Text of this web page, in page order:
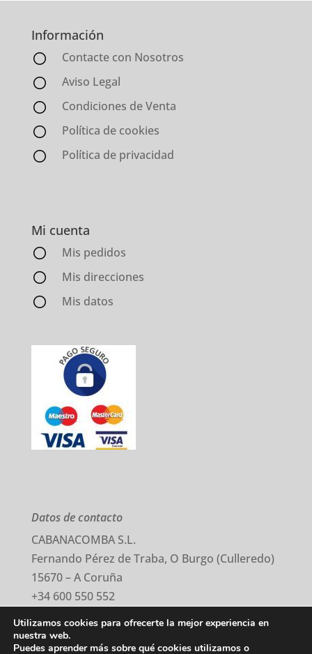
Información
Contacte con Nosotros
Aviso Legal
Condiciones de Venta
Política de cookies
Política de privacidad
Mi cuenta
Mis pedidos
Mis direcciones
Mis datos
Datos de contacto
CABANACOMBA S.L.
Fernando Pérez de Traba, O Burgo (Culleredo)
15670 – A Coruña
+34 600 550 552
Utilizamos cookies para ofrecerte la mejor experiencia en
nuestra web.
Puedes aprender más sobre qué cookies utilizamos o